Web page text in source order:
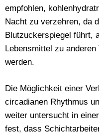
empfohlen,
Nacht zu verzehren, da
Blutzuckerspiegel führt,
Lebensmittel zu
werden.
Die Möglichkeit einer
circadianen Rhythmus
weiter untersucht in
fest, dass